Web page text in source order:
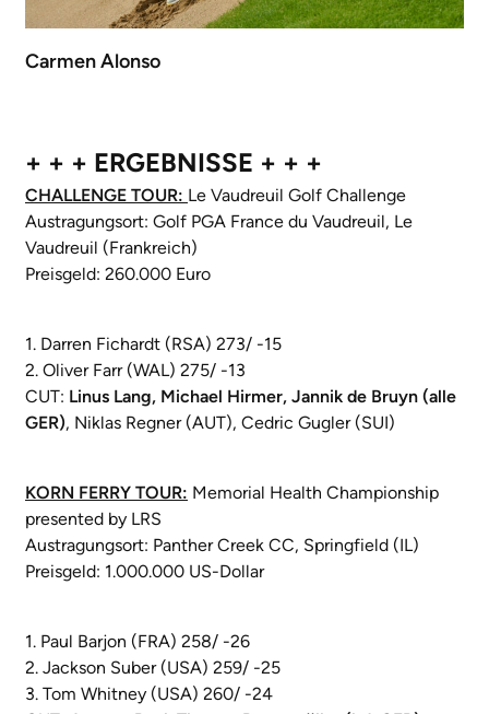
Carmen Alonso
+ + + ERGEBNISSE + + +
CHALLENGE TOUR: Le Vaudreuil Golf Challenge
Austragungsort: Golf PGA France du Vaudreuil, Le
Vaudreuil (Frankreich)
Preisgeld: 260.000 Euro
1. Darren Fichardt (RSA) 273/ -15
2. Oliver Farr (WAL) 275/ -13
CUT: Linus Lang, Michael Hirmer, Jannik de Bruyn (alle
GER), Niklas Regner (AUT), Cedric Gugler (SUI)
KORN FERRY TOUR: Memorial Health Championship
presented by LRS
Austragungsort: Panther Creek CC, Springfield (IL)
Preisgeld: 1.000.000 US-Dollar
1. Paul Barjon (FRA) 258/ -26
2. Jackson Suber (USA) 259/ -25
3. Tom Whitney (USA) 260/ -24